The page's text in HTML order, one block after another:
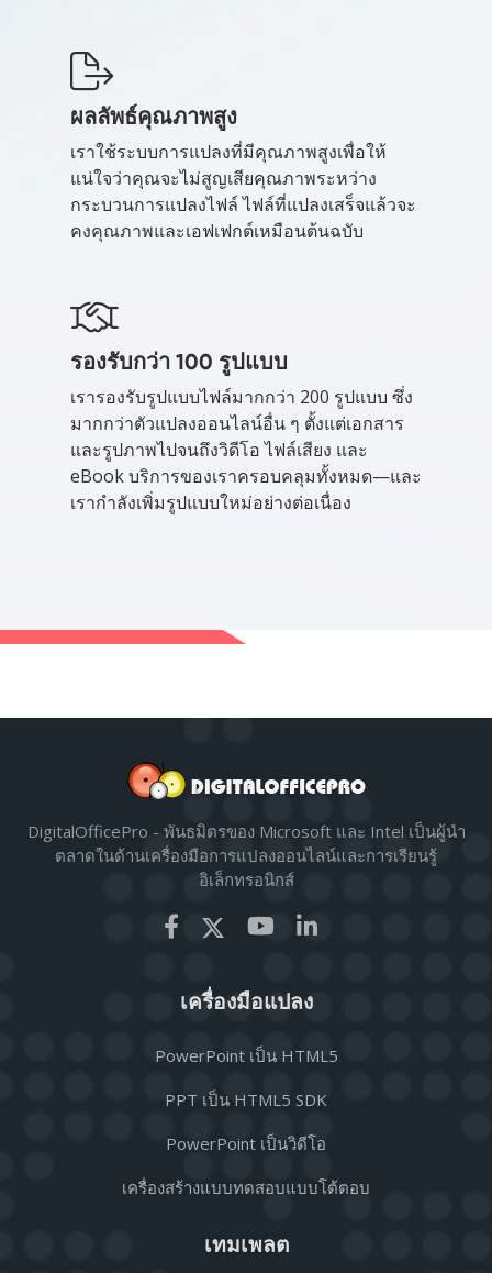
ผลลัพธ์คุณภาพสูง
เราใช้ระบบการแปลงที่มีคุณภาพสูงเพื่อให้
แน่ใจว่าคุณจะไม่สูญเสียคุณภาพระหว่าง
กระบวนการแปลงไฟล์ ไฟล์ที่แปลงเสร็จแล้วจะ
คงคุณภาพและเอฟเฟกต์เหมือนต้นฉบับ
รองรับกว่า 100 รูปแบบ
เรารองรับรูปแบบไฟล์มากกว่า 200 รูปแบบ ซึ่ง
มากกว่าตัวแปลงออนไลน์อื่น ๆ ตั้งแต่เอกสาร
และรูปภาพไปจนถึงวิดีโอ ไฟล์เสียง และ
eBook บริการของเราครอบคลุมทั้งหมด—และ
เรากำลังเพิ่มรูปแบบใหม่อย่างต่อเนื่อง
DigitalOfficePro - พันธมิตรของ Microsoft และ Intel เป็นผู้นำ
ตลาดในด้านเครื่องมือการแปลงออนไลน์และการเรียนรู้
อิเล็กทรอนิกส์
เครื่องมือแปลง
PowerPoint เป็น HTML5
PPT เป็น HTML5 SDK
PowerPoint เป็นวิดีโอ
เครื่องสร้างแบบทดสอบแบบโต้ตอบ
เทมเพลต